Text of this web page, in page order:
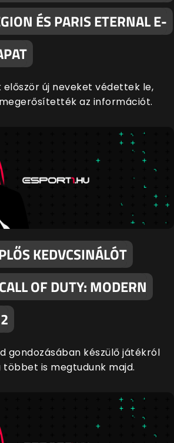
ÉS PARIS ETERNAL E-
először új neveket védettek le,
az információt.
KEDVCSINÁLÓT
OF DUTY: MODERN
gondozásában készülő játékról
is megtudunk majd.